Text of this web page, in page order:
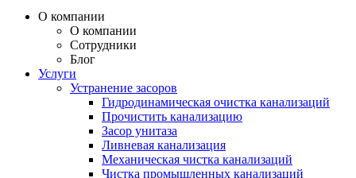
О компании
О компании
Сотрудники
Блог
Услуги
Устранение засоров
Гидродинамическая очистка канализаций
Прочистить канализацию
Засор унитаза
Ливневая канализация
Механическая чистка канализаций
Чистка промышленных канализаций